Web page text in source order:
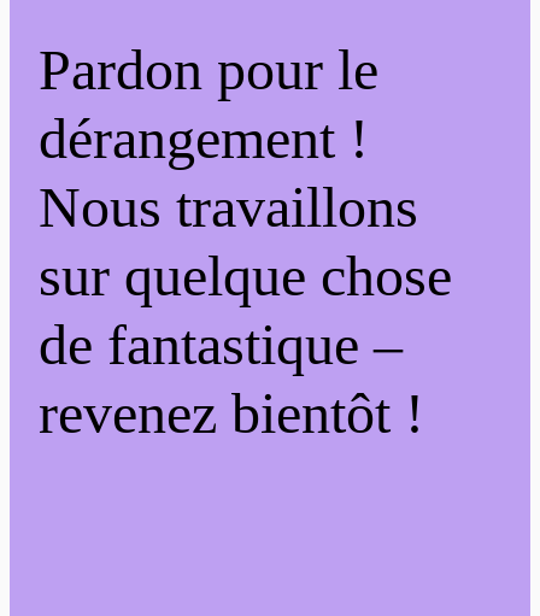
Pardon pour le
dérangement !
Nous travaillons
sur quelque chose
de fantastique –
revenez bientôt !